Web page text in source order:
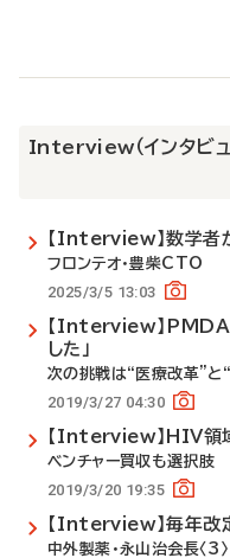
Interview（インタビュ
【Interview】数学者
フロンテオ・豊柴CTO
2025/3/5 13:03
【Interview】PMDA
した」
次の挑戦は“医療改革”と
2019/3/27 04:30
【Interview】HIV領
ベンチャー買収も選択肢
2019/3/20 19:35
【Interview】毎年改
中外製薬・永山治会長〈3〉